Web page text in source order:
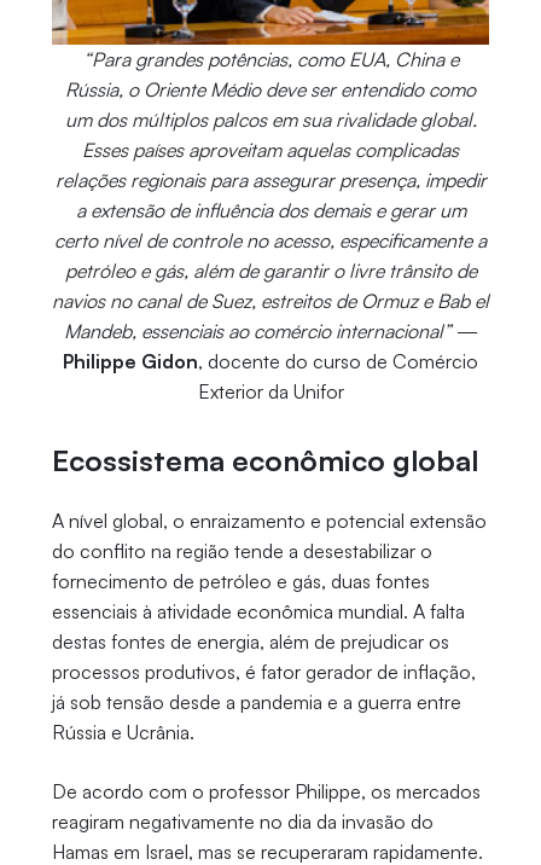
“Para grandes potências, como EUA, China e
Rússia, o Oriente Médio deve ser entendido como
um dos múltiplos palcos em sua rivalidade global.
Esses países aproveitam aquelas complicadas
relações regionais para assegurar presença, impedir
a extensão de influência dos demais e gerar um
certo nível de controle no acesso, especificamente a
petróleo e gás, além de garantir o livre trânsito de
navios no canal de Suez, estreitos de Ormuz e Bab el
Mandeb, essenciais ao comércio internacional”—
Philippe Gidon, docente do curso de Comércio
Exterior da Unifor
Ecossistema econômico global
A nível global, o enraizamento e potencial extensão
do conflito na região tende a desestabilizar o
fornecimento de petróleo e gás, duas fontes
essenciais à atividade econômica mundial. A falta
destas fontes de energia, além de prejudicar os
processos produtivos, é fator gerador de inflação,
já sob tensão desde a pandemia e a guerra entre
Rússia e Ucrânia.
De acordo com o professor Philippe, os mercados
reagiram negativamente no dia da invasão do
Hamas em Israel, mas se recuperaram rapidamente.